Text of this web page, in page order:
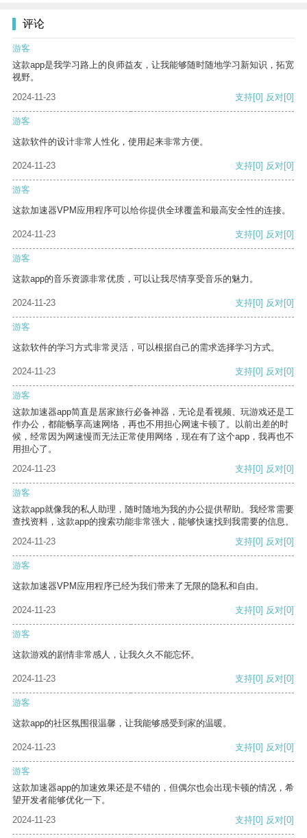
评论
游客
这款app是我学习路上的良师益友，让我能够随时随地学习新知识，拓宽
视野。
2024-11-23
支持[0] 反对[0]
游客
这款软件的设计非常人性化，使用起来非常方便。
2024-11-23 支持[0] 反对[0]
游客
这款加速器VPM应用程序可以给你提供全球覆盖和最高安全性的连接。
2024-11-23 支持[0] 反对[0]
游客
这款app的音乐资源非常优质，可以让我尽情享受音乐的魅力。
2024-11-23 支持[0] 反对[0]
游客
这款软件的学习方式非常灵活，可以根据自己的需求选择学习方式。
2024-11-23 支持[0] 反对[0]
游客
这款加速器app简直是居家旅行必备神器，无论是看视频、玩游戏还是工
作办公，都能畅享高速网络，再也不用担心网速卡顿了。以前出差的时
候，经常因为网速慢而无法正常使用网络，现在有了这个app，我再也不
用担心了。
2024-11-23
支持[0] 反对[0]
游客
这款app就像我的私人助理，随时随地为我的办公提供帮助。我经常需要
查找资料，这款app的搜索功能非常强大，能够快速找到我需要的信息。
2024-11-23
支持[0] 反对[0]
游客
这款加速器VPM应用程序已经为我们带来了无限的隐私和自由。
2024-11-23 支持[0] 反对[0]
游客
这款游戏的剧情非常感人，让我久久不能忘怀。
2024-11-23 支持[0] 反对[0]
游客
这款app的社区氛围很温馨，让我能够感受到家的温暖。
2024-11-23 支持[0] 反对[0]
游客
这款加速器app的加速效果还是不错的，但偶尔也会出现卡顿的情况，希
望开发者能够优化一下。
2024-11-23
支持[0] 反对[0]